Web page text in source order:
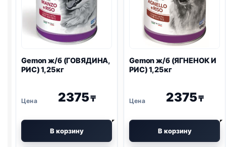
Gemon ж/б (ГОВЯДИНА,
РИС) 1,25кг
2375₸
В корзину
Gemon ж/б (ЯГНЕНОК И
РИС) 1,25кг
2375₸
В корзину